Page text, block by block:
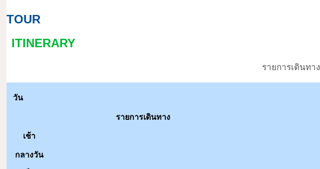
TOUR
ITINERARY
รายการเดินทาง
วัน
รายการเดินทาง
เช้า
กลางวัน